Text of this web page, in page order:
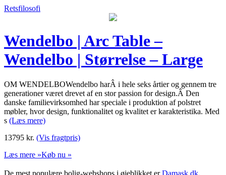
Retsfilosofi
Wendelbo | Arc Table –
Wendelbo | Størrelse – Large
OM WENDELBOWendelbo harÂ i hele seks årtier og gennem tre
generationer været drevet af en stor passion for design.Â Den
danske familievirksomhed har speciale i produktion af polstret
møbler, hvor design, funktionalitet og kvalitet er karakteristika. Med
s (Læs mere)
13795 kr. (Vis fragtpris)
Læs mere »Køb nu »
De mest populære bolig-webshops i øjeblikket erDamask.dk,